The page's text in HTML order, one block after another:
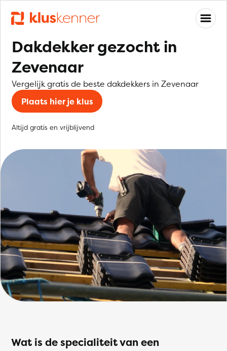
Dakdekker gezocht in
Zevenaar
Vergelijk gratis de beste dakdekkers in Zevenaar
Plaats hier je klus
Altijd gratis en vrijblijvend
Wat is de specialiteit van een